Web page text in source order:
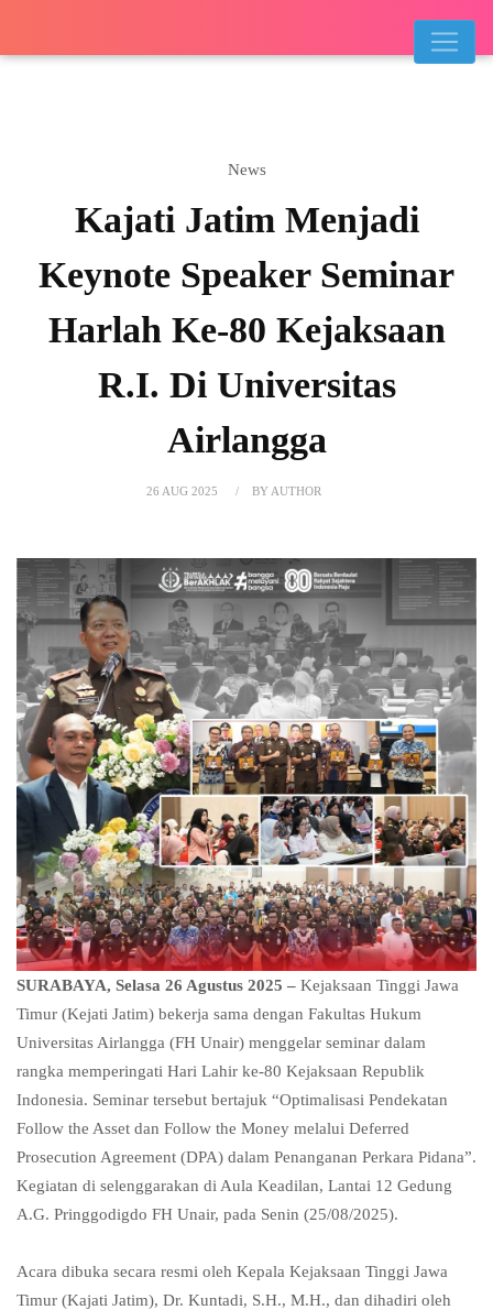
News
Kajati Jatim Menjadi
Keynote Speaker Seminar
Harlah Ke-80 Kejaksaan
R.I. Di Universitas
Airlangga
26 AUG 2025 BY AUTHOR
SURABAYA, Selasa 26 Agustus 2025 – Kejaksaan Tinggi Jawa
Timur (Kejati Jatim) bekerja sama dengan Fakultas Hukum
Universitas Airlangga (FH Unair) menggelar seminar dalam
rangka memperingati Hari Lahir ke-80 Kejaksaan Republik
Indonesia. Seminar tersebut bertajuk “Optimalisasi Pendekatan
Follow the Asset dan Follow the Money melalui Deferred
Prosecution Agreement (DPA) dalam Penanganan Perkara Pidana”.
Kegiatan di selenggarakan di Aula Keadilan, Lantai 12 Gedung
A.G. Pringgodigdo FH Unair, pada Senin (25/08/2025).
Acara dibuka secara resmi oleh Kepala Kejaksaan Tinggi Jawa
Timur (Kajati Jatim), Dr. Kuntadi, S.H., M.H., dan dihadiri oleh